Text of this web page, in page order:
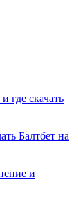
где скачать
Балтбет на
и